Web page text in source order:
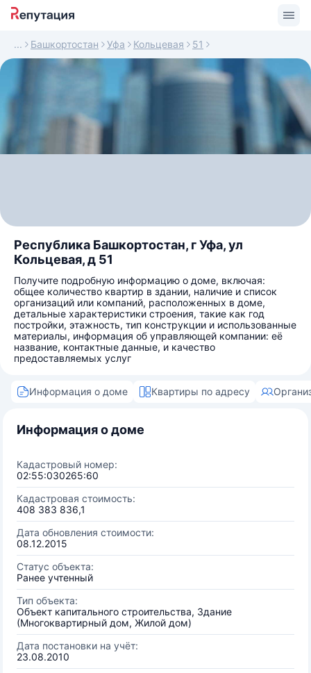
Башкортостан Уфа Кольцевая 51
Республика Башкортостан, г Уфа, ул
Кольцевая, д 51
Получите подробную информацию о доме, включая:
общее количество квартир в здании, наличие и список
организаций или компаний, расположенных в доме,
детальные характеристики строения, такие как год
постройки, этажность, тип конструкции и использованные
материалы, информация об управляющей компании: её
название, контактные данные, и качество
предоставляемых услуг
Информация о доме Квартиры по адресу
Информация о доме
Кадастровый номер:
02:55:030265:60
Кадастровая стоимость:
408 383 836,1
Дата обновления стоимости:
08.12.2015
Статус объекта:
Ранее учтенный
Тип объекта:
Объект капитального строительства, Здание
(Многоквартирный дом, Жилой дом)
Дата постановки на учёт:
23.08.2010